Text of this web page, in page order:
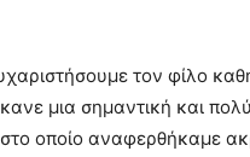
τον φίλο
μια σημαντική και
οποίο αναφερθήκαμε